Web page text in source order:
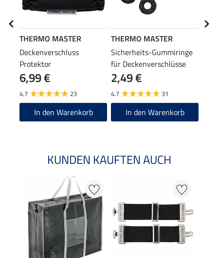
THERMO MASTER
Deckenverschluss
Protektor
6,99 €
4.7 23
In den Warenkorb
THERMO MASTER
Sicherheits-Gummiringe
für Deckenverschlüsse
2,49 €
4.7 31
In den Warenkorb
KUNDEN KAUFTEN AUCH